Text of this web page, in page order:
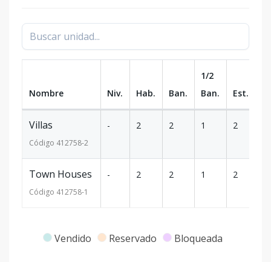
Nombre Niv. Hab. Ban.
1/2
Ban.
Est.
Villas
Código 412758-2
- 2 2 1 2
Town Houses
Código 412758-1
- 2 2 1 2
Vendido Reservado Bloqueada